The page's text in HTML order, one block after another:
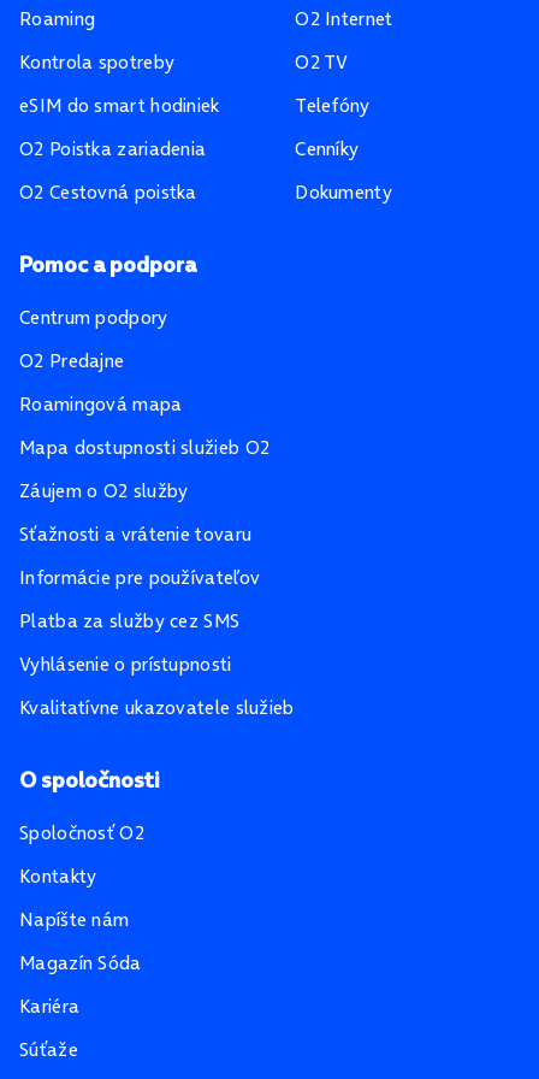
Roaming
Kontrola spotreby
eSIM do smart hodiniek
O2 Poistka zariadenia
O2 Cestovná poistka
O2 Internet
O2 TV
Telefóny
Cenníky
Dokumenty
Pomoc a podpora
Centrum podpory
O2 Predajne
Roamingová mapa
Mapa dostupnosti služieb O2
Záujem o O2 služby
Sťažnosti a vrátenie tovaru
Informácie pre používateľov
Platba za služby cez SMS
Vyhlásenie o prístupnosti
Kvalitatívne ukazovatele služieb
O spoločnosti
Spoločnosť O2
Kontakty
Napíšte nám
Magazín Sóda
Kariéra
Súťaže